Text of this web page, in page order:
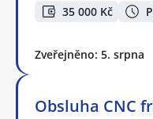
35 000 Kč
Zveřejněno: 5. srpna
Obsluha CNC